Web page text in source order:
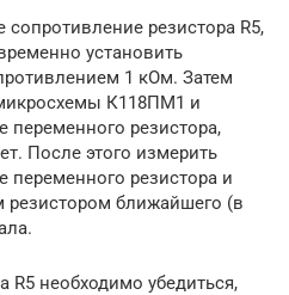
резистора R5,
установить
1 кОм. Затем
К118ПМ1 и
переменного резистора,
После этого измерить
переменного резистора и
резистором ближайшего (в
R5 необходимо убедиться,